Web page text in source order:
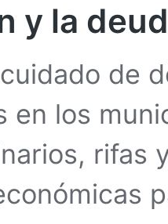
y la
de
en los
rifas